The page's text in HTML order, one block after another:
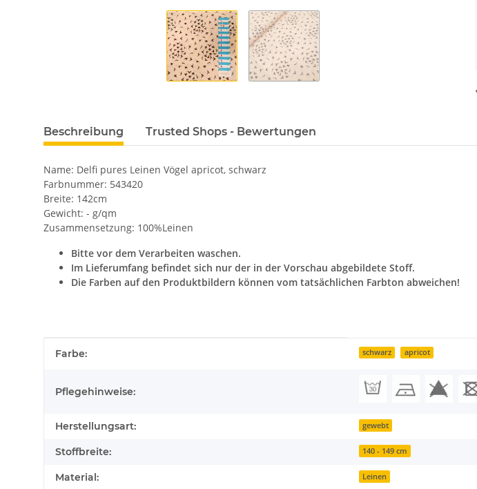
Beschreibung Trusted Shops - Bewertungen
Name: Delfi pures Leinen Vögel apricot, schwarz
Farbnummer: 543420
Breite: 142cm
Gewicht: - g/qm
Zusammensetzung: 100%Leinen
Bitte vor dem Verarbeiten waschen.
Im Lieferumfang befindet sich nur der in der Vorschau abgebildete Stoff.
Die Farben auf den Produktbildern können vom tatsächlichen Farbton abweichen!
Produkteigenschaft
Wert
Farbe: schwarz apricot
Pflegehinweise:
Herstellungsart: gewebt
Stoffbreite: 140 - 149 cm
Material: Leinen